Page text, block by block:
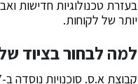
בעזרת טכנולוגיות חדישות
יותר של לקוחות.
למה לבחור בציוד